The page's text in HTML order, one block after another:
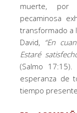
muerte, por
pecaminosa
transformado a
David, “En
Estaré
(Salmo
esperanza de
tiempo presente.